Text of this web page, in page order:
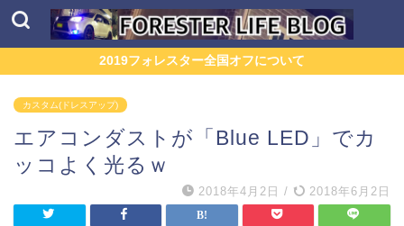
2019フォレスター全国オフについて
カスタム(ドレスアップ)
エアコンダストが「Blue LED」でカ
ッコよく光るｗ
2018年4月2日 / 2018年6月2日